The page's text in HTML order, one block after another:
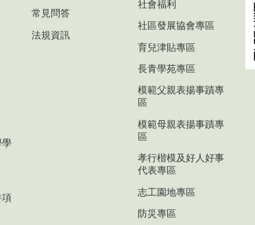
學
項
常見問答
法規資訊
社會福利
社區發展協會專區
育兒津貼專區
長青學苑專區
模範父親表揚事蹟專
區
模範母親表揚事蹟專
區
孝行楷模及好人好事
代表專區
志工園地專區
防災專區